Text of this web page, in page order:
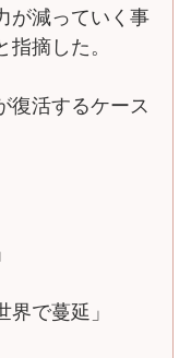
が減っていく事
摘した。
復活するケース
界で蔓延」